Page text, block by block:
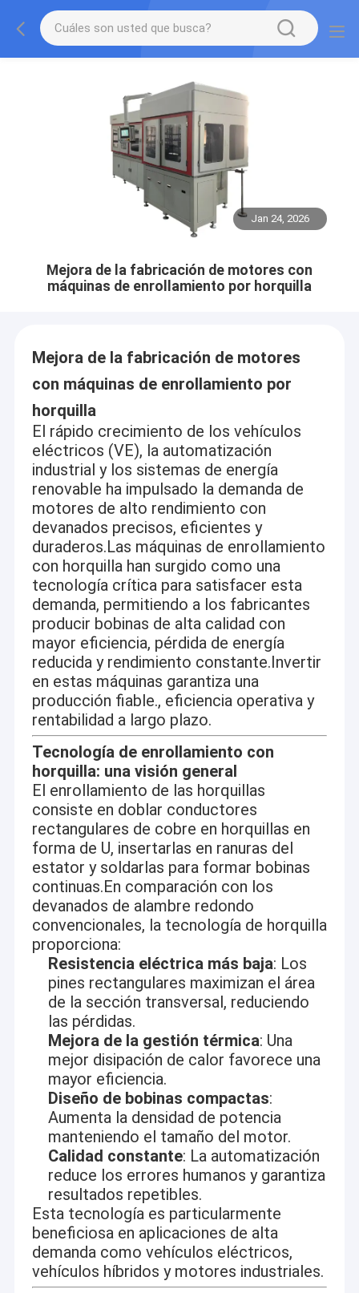
Jan 24, 2026
Mejora de la fabricación de motores con
máquinas de enrollamiento por horquilla
Mejora de la fabricación de motores
con máquinas de enrollamiento por
horquilla
El rápido crecimiento de los vehículos
eléctricos (VE), la automatización
industrial y los sistemas de energía
renovable ha impulsado la demanda de
motores de alto rendimiento con
devanados precisos, eficientes y
duraderos.Las máquinas de enrollamiento
con horquilla han surgido como una
tecnología crítica para satisfacer esta
demanda, permitiendo a los fabricantes
producir bobinas de alta calidad con
mayor eficiencia, pérdida de energía
reducida y rendimiento constante.Invertir
en estas máquinas garantiza una
producción fiable., eficiencia operativa y
rentabilidad a largo plazo.
Tecnología de enrollamiento con
horquilla: una visión general
El enrollamiento de las horquillas
consiste en doblar conductores
rectangulares de cobre en horquillas en
forma de U, insertarlas en ranuras del
estator y soldarlas para formar bobinas
continuas.En comparación con los
devanados de alambre redondo
convencionales, la tecnología de horquilla
proporciona:
Resistencia eléctrica más baja: Los
pines rectangulares maximizan el área
de la sección transversal, reduciendo
las pérdidas.
Mejora de la gestión térmica: Una
mejor disipación de calor favorece una
mayor eficiencia.
Diseño de bobinas compactas:
Aumenta la densidad de potencia
manteniendo el tamaño del motor.
Calidad constante: La automatización
reduce los errores humanos y garantiza
resultados repetibles.
Esta tecnología es particularmente
beneficiosa en aplicaciones de alta
demanda como vehículos eléctricos,
vehículos híbridos y motores industriales.